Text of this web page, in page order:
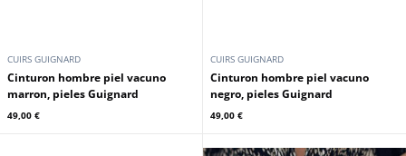
CUIRS GUIGNARD
Cinturon hombre piel vacuno
marron, pieles Guignard
CUIRS GUIGNARD
Cinturon hombre piel vacuno
negro, pieles Guignard